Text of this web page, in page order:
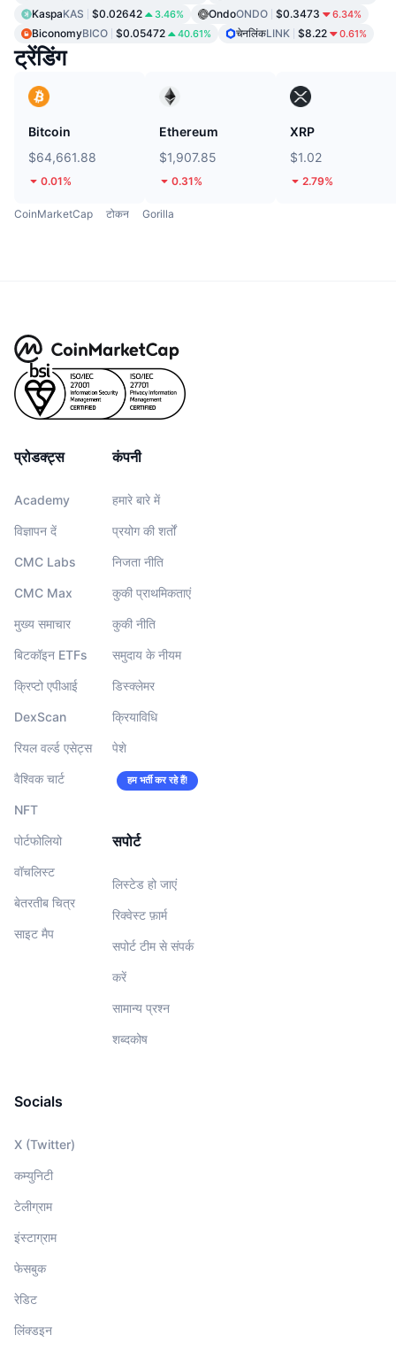
KaspaKAS $0.02642 3.46% OndoONDO $0.3473 6.34%
BiconomyBICO $0.05472 40.61% चेनलिंकLINK $8.22 0.61%
ट्रेंडिंग
Bitcoin
$64,661.88
0.01%
Ethereum
$1,907.85
0.31%
XRP
$1.02
2.79%
CoinMarketCap टोकन Gorilla
प्रोडक्ट्स
Academy
विज्ञापन दें
CMC Labs
CMC Max
मुख्य समाचार
बिटकॉइन ETFs
क्रिप्टो एपीआई
DexScan
रियल वर्ल्ड एसेट्स
वैश्विक चार्ट
NFT
पोर्टफोलियो
वॉचलिस्‍ट
बेतरतीब चित्र
साइट मैप
कंपनी
हमारे बारे में
प्रयोग की शर्तों
निजता नीति
कुकी प्राथमिकताएं
कुकी नीति
समुदाय के नीयम
डिस्क्लेमर
क्रियाविधि
पेशे
हम भर्ती कर रहे हैं!
सपोर्ट
लिस्टेड हो जाएं
रिक्वेस्ट फ़ार्म
सपोर्ट टीम से संपर्क
करें
सामान्य प्रश्न
शब्दकोष
Socials
X (Twitter)
कम्युनिटी
टेलीग्राम
इंस्टाग्राम
फेसबुक
रेडिट
लिंक्डइन